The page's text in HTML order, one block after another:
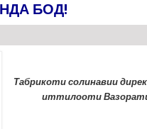
БОД!
Табрикоти солинавии
иттилооти